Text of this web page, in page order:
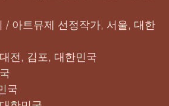
/ 아트뮤제 선정작가, 서울, 대한
전, 김포, 대한민국
국